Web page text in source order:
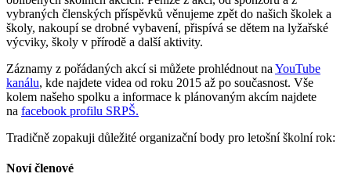
vybraných členských příspěvků věnujeme zpět do našich školek a
školy, nakoupí se drobné vybavení, přispívá se dětem na lyžařské
výcviky, školy v přírodě a další aktivity.
Záznamy z pořádaných akcí si můžete prohlédnout na YouTube
kanálu, kde najdete videa od roku 2015 až po současnost. Vše
kolem našeho spolku a informace k plánovaným akcím najdete
na facebook profilu SRPŠ.
Tradičně zopakuji důležité organizační body pro letošní školní rok:
Noví členové